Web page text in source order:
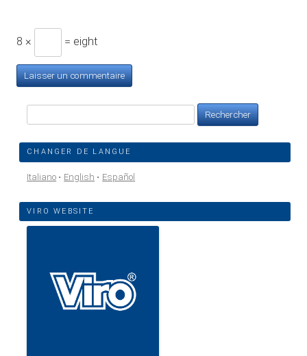
8 × = eight
CHANGER DE LANGUE
Italiano English Español
VIRO WEBSITE